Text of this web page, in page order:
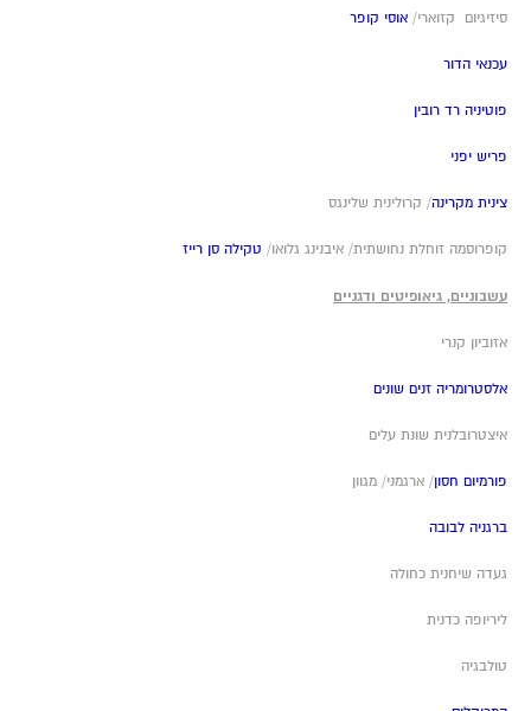
סיזיגיום קזוארי/ אוסי קופר
עכנאי הדור
פוטיניה רד רובין
פריש יפני
צינית מקרינה/ קרולינית שלינגס
קופרוסמה זוחלת נחושתית/ איבנינג גלואו/ טקילה סן רייז
עשבוניים, גיאופיטים ודגניים
אזוביון קנרי
אלסטרומריה זנים שונים
איצטרובלנית שונת עלים
פורמיום חסון/ ארגמני/ מגוון
ברגניה לבובה
געדה שיחנית כחולה
ליריופה כדנית
טולבגיה